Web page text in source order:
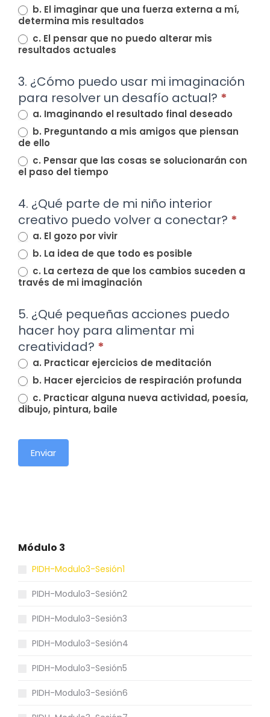
b. El imaginar que una fuerza externa a mí,
determina mis resultados
c. El pensar que no puedo alterar mis
resultados actuales
3. ¿Cómo puedo usar mi imaginación
para resolver un desafío actual? *
a. Imaginando el resultado final deseado
b. Preguntando a mis amigos que piensan
de ello
c. Pensar que las cosas se solucionarán con
el paso del tiempo
4. ¿Qué parte de mi niño interior
creativo puedo volver a conectar? *
a. El gozo por vivir
b. La idea de que todo es posible
c. La certeza de que los cambios suceden a
través de mi imaginación
5. ¿Qué pequeñas acciones puedo
hacer hoy para alimentar mi
creatividad? *
a. Practicar ejercicios de meditación
b. Hacer ejercicios de respiración profunda
c. Practicar alguna nueva actividad, poesía,
dibujo, pintura, baile
Enviar
Módulo 3
PIDH-Modulo3-Sesión1
PIDH-Modulo3-Sesión2
PIDH-Modulo3-Sesión3
PIDH-Modulo3-Sesión4
PIDH-Modulo3-Sesión5
PIDH-Modulo3-Sesión6